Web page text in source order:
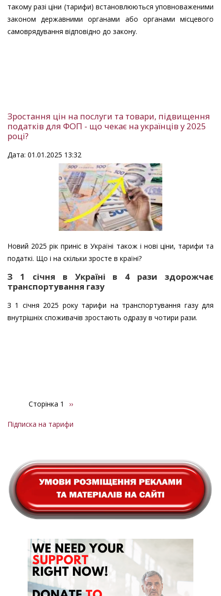
такому разі ціни (тарифи) встановлюються уповноваженими
законом державними органами або органами місцевого
самоврядування відповідно до закону.
Зростання цін на послуги та товари, підвищення
податків для ФОП - що чекає на українців у 2025
році?
Дата: 01.01.2025 13:32
Новий 2025 рік приніс в Україні також і нові ціни, тарифи та
податкі. Що і на скільки зросте в країні?
З 1 січня в Україні в 4 рази здорожчає
транспортування газу
З 1 січня 2025 року тарифи на транспортування газу для
внутрішніх споживачів зростають одразу в чотири рази.
Розбивка
сторінки
Сторінка 1
Наступна
››
Підписка на тарифи